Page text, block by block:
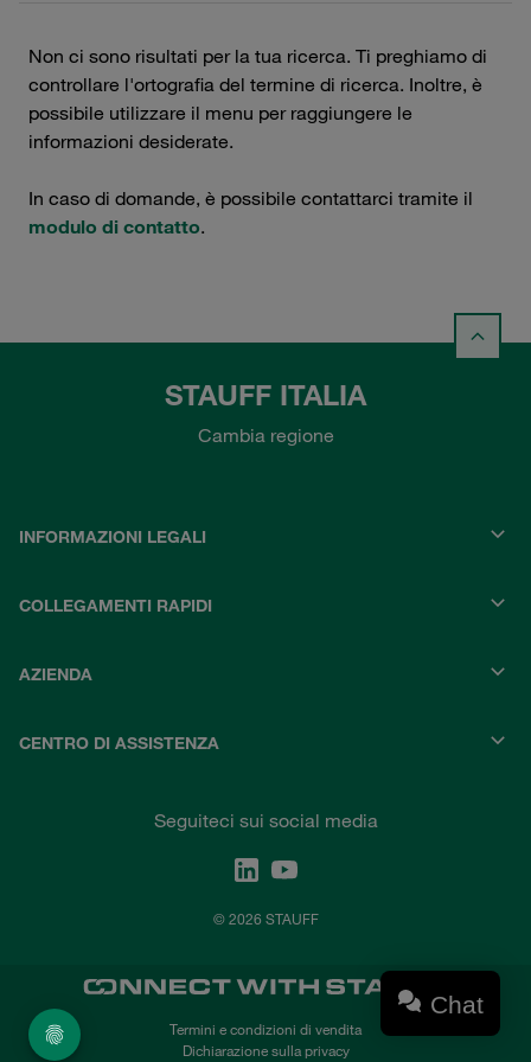
Non ci sono risultati per la tua ricerca. Ti preghiamo di
controllare l'ortografia del termine di ricerca. Inoltre, è
possibile utilizzare il menu per raggiungere le
informazioni desiderate.
In caso di domande, è possibile contattarci tramite il
modulo di contatto.
STAUFF ITALIA
Cambia regione
INFORMAZIONI LEGALI
COLLEGAMENTI RAPIDI
AZIENDA
CENTRO DI ASSISTENZA
Seguiteci sui social media
© 2026 STAUFF
Termini e condizioni di vendita
Dichiarazione sulla privacy
Chat